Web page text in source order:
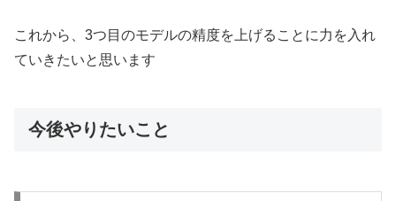
これから、3つ目のモデルの精度を上げることに力を入れ
ていきたいと思います
今後やりたいこと